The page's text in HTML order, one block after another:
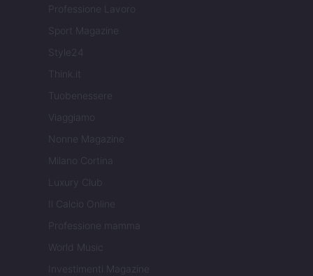
Professione Lavoro
Sport Magazine
Style24
Think.it
Tuobenessere
Viaggiamo
Nonne Magazine
Milano Cortina
Luxury Club
Il Calcio Online
Professione mamma
World Music
Investimenti Magazine